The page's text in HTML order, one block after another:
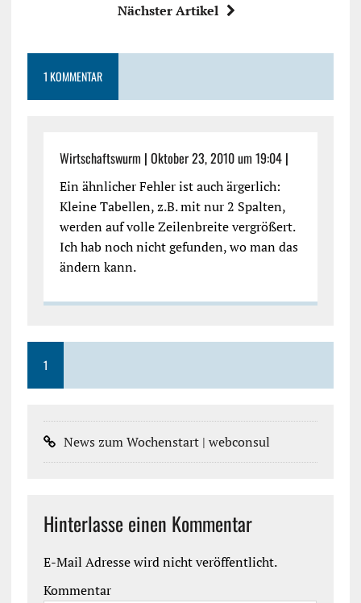
Nächster Artikel
1 KOMMENTAR
Wirtschaftswurm | Oktober 23, 2010 um 19:04|
Ein ähnlicher Fehler ist auch ärgerlich:
Kleine Tabellen, z.B. mit nur 2 Spalten,
werden auf volle Zeilenbreite vergrößert.
Ich hab noch nicht gefunden, wo man das
ändern kann.
1
News zum Wochenstart | webconsul
Hinterlasse einen Kommentar
E-Mail Adresse wird nicht veröffentlicht.
Kommentar